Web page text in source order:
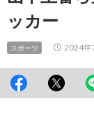
動
ッカー
スポーツ 2024年